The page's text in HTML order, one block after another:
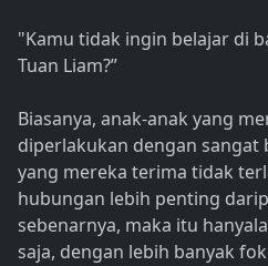
"Kamu tidak ingin belajar di
Tuan Liam?”
Biasanya, anak-anak yang
diperlakukan dengan sangat
yang mereka terima tidak
hubungan lebih penting
sebenarnya, maka itu
saja, dengan lebih banyak